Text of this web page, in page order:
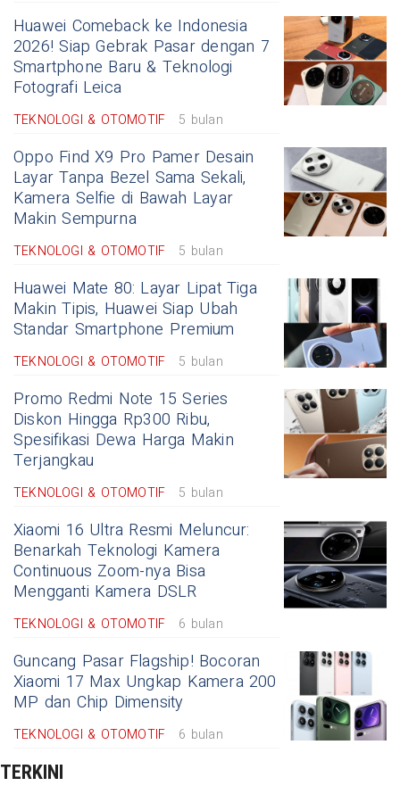
Huawei Comeback ke Indonesia
2026! Siap Gebrak Pasar dengan 7
Smartphone Baru & Teknologi
Fotografi Leica
TEKNOLOGI & OTOMOTIF 5 bulan
Oppo Find X9 Pro Pamer Desain
Layar Tanpa Bezel Sama Sekali,
Kamera Selfie di Bawah Layar
Makin Sempurna
TEKNOLOGI & OTOMOTIF 5 bulan
Huawei Mate 80: Layar Lipat Tiga
Makin Tipis, Huawei Siap Ubah
Standar Smartphone Premium
TEKNOLOGI & OTOMOTIF 5 bulan
Promo Redmi Note 15 Series
Diskon Hingga Rp300 Ribu,
Spesifikasi Dewa Harga Makin
Terjangkau
TEKNOLOGI & OTOMOTIF 5 bulan
Xiaomi 16 Ultra Resmi Meluncur:
Benarkah Teknologi Kamera
Continuous Zoom-nya Bisa
Mengganti Kamera DSLR
TEKNOLOGI & OTOMOTIF 6 bulan
Guncang Pasar Flagship! Bocoran
Xiaomi 17 Max Ungkap Kamera 200
MP dan Chip Dimensity
TEKNOLOGI & OTOMOTIF 6 bulan
TERKINI